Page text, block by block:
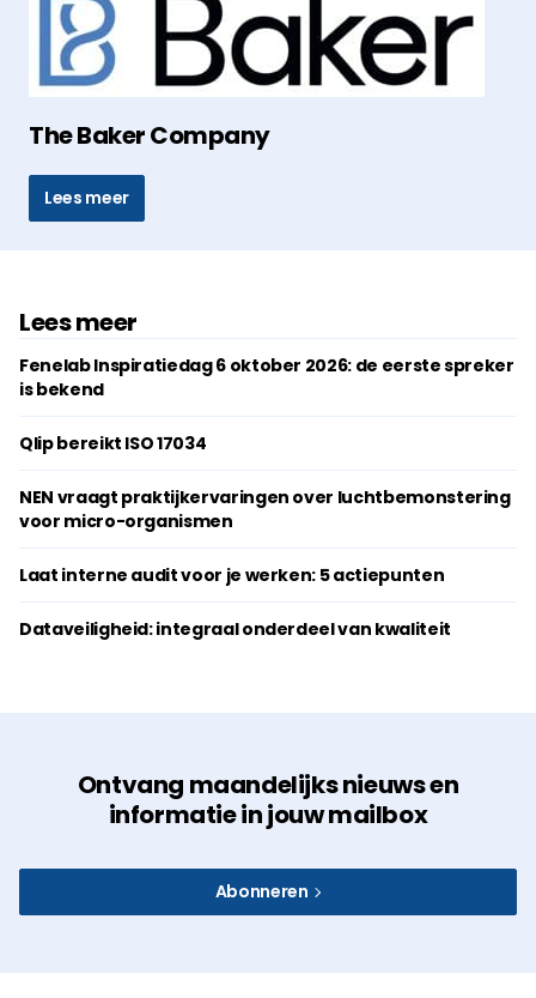
The Baker Company
Lees meer
Lees meer
Fenelab Inspiratiedag 6 oktober 2026: de eerste spreker
is bekend
Qlip bereikt ISO 17034
NEN vraagt praktijkervaringen over luchtbemonstering
voor micro-organismen
Laat interne audit voor je werken: 5 actiepunten
Dataveiligheid: integraal onderdeel van kwaliteit
Ontvang maandelijks nieuws en
informatie in jouw mailbox
Abonneren